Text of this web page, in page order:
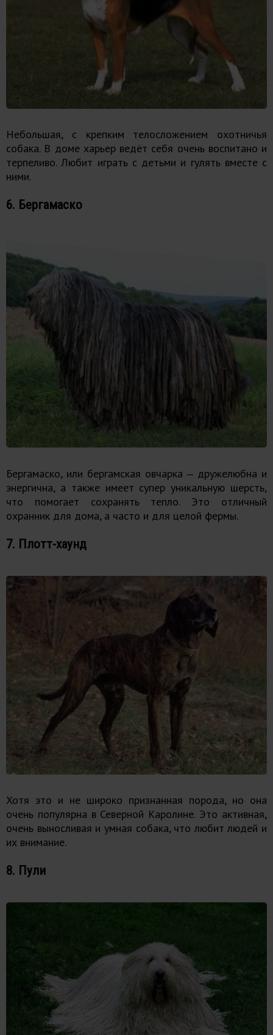
Небольшая, с крепким телосложением охотничья
собака. В доме харьер ведёт себя очень воспитано и
терпеливо. Любит играть с детьми и гулять вместе с
ними.
6. Бергамаско
Бергамаско, или бергамская овчарка ‒ дружелюбна и
энергична, а также имеет супер уникальную шерсть,
что помогает сохранять тепло. Это отличный
охранник для дома, а часто и для целой фермы.
7. Плотт-хаунд
Хотя это и не широко признанная порода, но она
очень популярна в Северной Каролине. Это активная,
очень выносливая и умная собака, что любит людей и
их внимание.
8. Пули